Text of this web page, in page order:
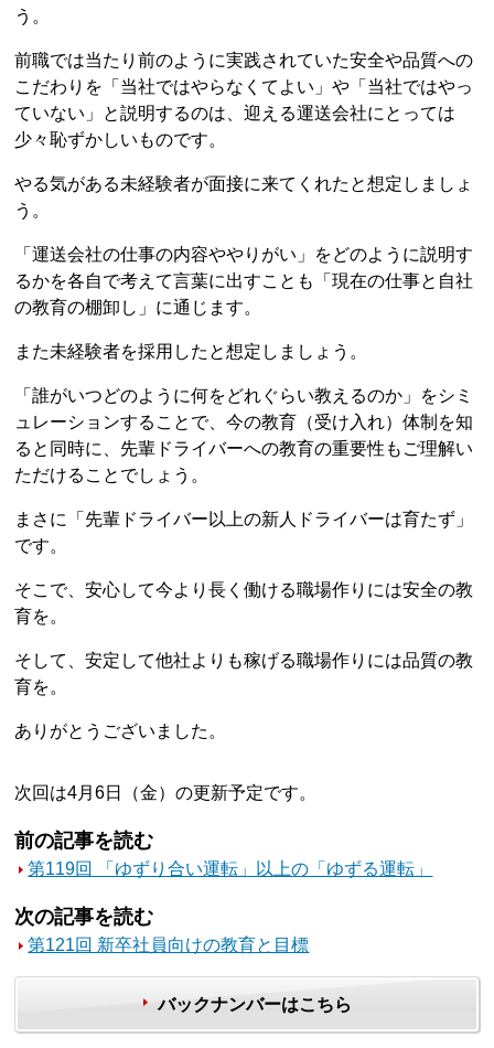
う。
前職では当たり前のように実践されていた安全や品質への
こだわりを「当社ではやらなくてよい」や「当社ではやっ
ていない」と説明するのは、迎える運送会社にとっては
少々恥ずかしいものです。
やる気がある未経験者が面接に来てくれたと想定しましょ
う。
「運送会社の仕事の内容ややりがい」をどのように説明す
るかを各自で考えて言葉に出すことも「現在の仕事と自社
の教育の棚卸し」に通じます。
また未経験者を採用したと想定しましょう。
「誰がいつどのように何をどれぐらい教えるのか」をシミ
ュレーションすることで、今の教育（受け入れ）体制を知
ると同時に、先輩ドライバーへの教育の重要性もご理解い
ただけることでしょう。
まさに「先輩ドライバー以上の新人ドライバーは育たず」
です。
そこで、安心して今より長く働ける職場作りには安全の教
育を。
そして、安定して他社よりも稼げる職場作りには品質の教
育を。
ありがとうございました。
次回は4月6日（金）の更新予定です。
前の記事を読む
第119回 「ゆずり合い運転」以上の「ゆずる運転」
次の記事を読む
第121回 新卒社員向けの教育と目標
バックナンバーはこちら